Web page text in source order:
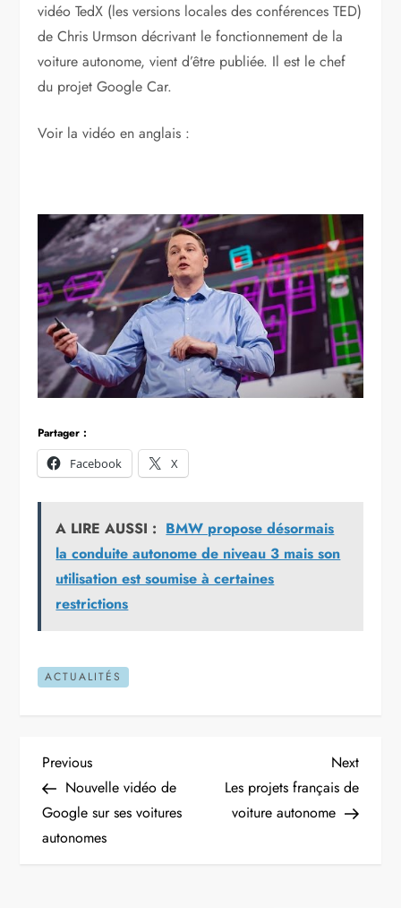
vidéo TedX (les versions locales des conférences TED)
de Chris Urmson décrivant le fonctionnement de la
voiture autonome, vient d’être publiée. Il est le chef
du projet Google Car.
Voir la vidéo en anglais :
Partager :
Facebook
X
A LIRE AUSSI : BMW propose désormais
la conduite autonome de niveau 3 mais son
utilisation est soumise à certaines
restrictions
ACTUALITÉS
N
a
v
Previous
Post
Previous
Nouvelle vidéo de
Google sur ses voitures
autonomes
Next
Post
Next
Les projets français de
voiture autonome